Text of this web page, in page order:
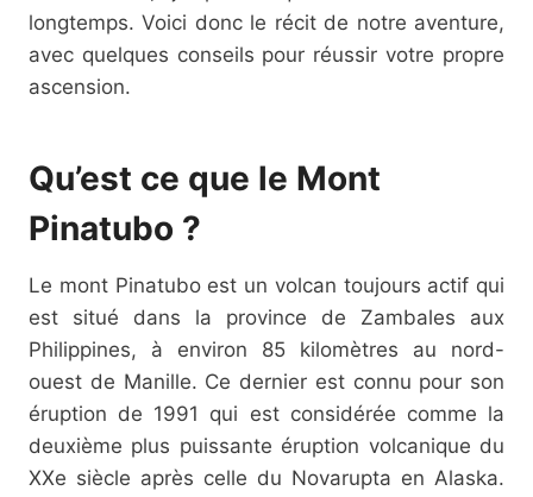
longtemps. Voici donc le récit de notre aventure,
avec quelques conseils pour réussir votre propre
ascension.
Qu’est ce que le Mont
Pinatubo ?
Le mont Pinatubo est un volcan toujours actif qui
est situé dans la province de Zambales aux
Philippines, à environ 85 kilomètres au nord-
ouest de Manille. Ce dernier est connu pour son
éruption de 1991 qui est considérée comme la
deuxième plus puissante éruption volcanique du
XXe siècle après celle du Novarupta en Alaska.